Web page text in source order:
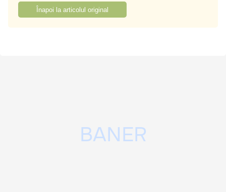
Înapoi la articolul original